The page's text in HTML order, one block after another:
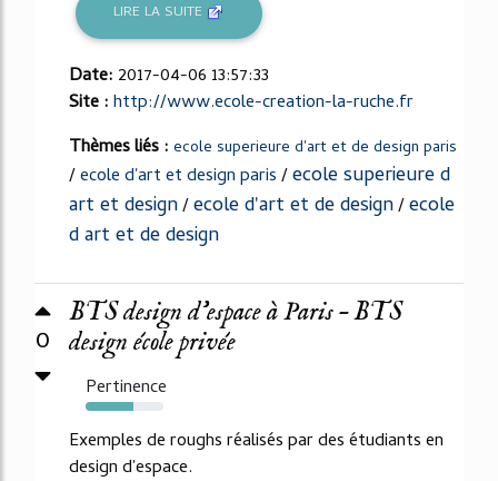
LIRE LA SUITE
Date: 2017-04-06 13:57:33
Site :http://www.ecole-creation-la-ruche.fr
Thèmes liés : ecole superieure d'art et de design paris
/ecole d'art et design paris/ecole superieure d
art et design/ecole d'art et de design/ecole
d art et de design
0
BTS design d’espace à Paris – BTS
design école privée
Pertinence
62%
Exemples de roughs réalisés par des étudiants en
design d'espace.